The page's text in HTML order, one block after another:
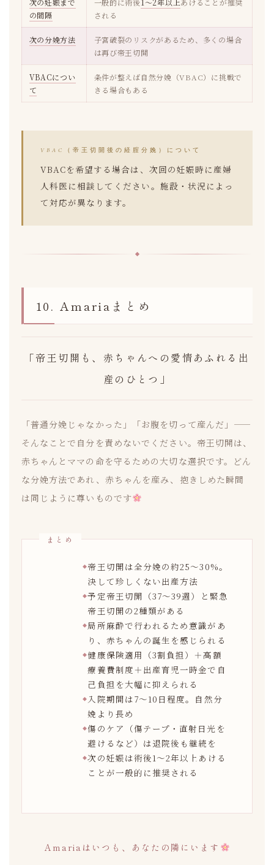
の間隔
される
次の分娩方法
子宮破裂のリスクがあるため、多くの場合
は再び帝王切開
VBACについ
て
条件が整えば自然分娩（VBAC）に挑戦で
きる場合もある
VBAC（帝王切開後の経腟分娩）について
VBACを希望する場合は、次回の妊娠時に産婦
人科医に相談してください。施設・状況によっ
て対応が異なります。
10. Amariaまとめ
「帝王切開も、赤ちゃんへの愛情あふれる出
産のひとつ」
「普通分娩じゃなかった」「お腹を切って産んだ」——
そんなことで自分を責めないでください。帝王切開は、
赤ちゃんとママの命を守るための大切な選択です。どん
な分娩方法であれ、赤ちゃんを産み、抱きしめた瞬間
は同じように尊いものです
帝王切開は全分娩の約25〜30%。
決して珍しくない出産方法
予定帝王切開（37〜39週）と緊急
帝王切開の2種類がある
局所麻酔で行われるため意識があ
り、赤ちゃんの誕生を感じられる
健康保険適用（3割負担）＋高額
療養費制度＋出産育児一時金で自
己負担を大幅に抑えられる
入院期間は7〜10日程度。自然分
娩より長め
傷のケア（傷テープ・直射日光を
避けるなど）は退院後も継続を
次の妊娠は術後1〜2年以上あける
ことが一般的に推奨される
Amariaはいつも、あなたの隣にいます